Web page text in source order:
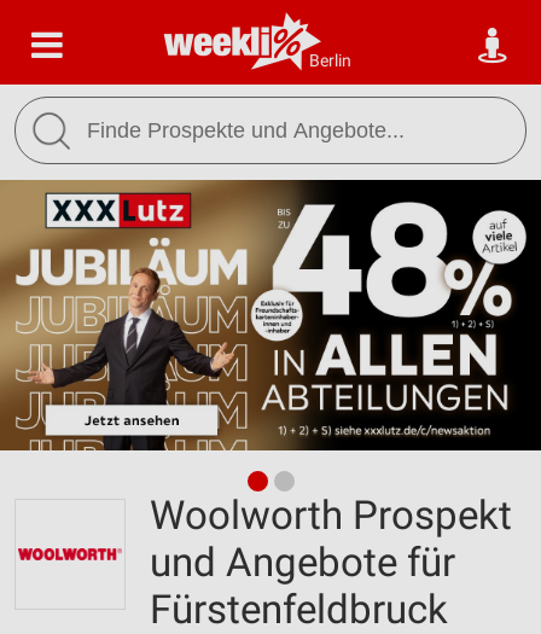
Berlin
Woolworth Prospekt
und Angebote für
Fürstenfeldbruck